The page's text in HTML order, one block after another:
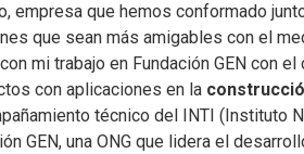
empresa que hemos conformado
que sean más amigables con el
mi trabajo en Fundación GEN con
con aplicaciones en la
técnico del INTI (Instituto
GEN, una ONG que lidera el